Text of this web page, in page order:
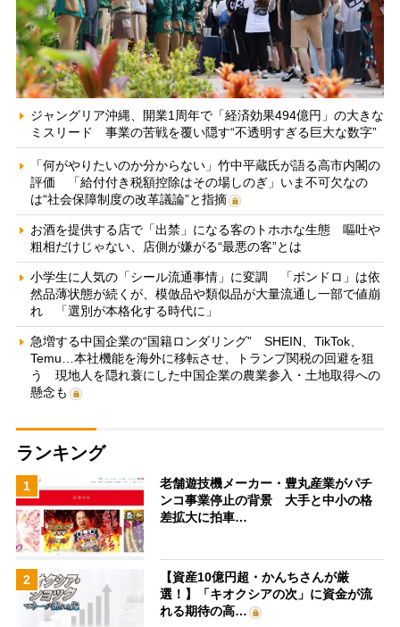
ジャングリア沖縄、開業1周年で「経済効果494億円」の大きな
ミスリード 事業の苦戦を覆い隠す“不透明すぎる巨大な数字”
「何がやりたいのか分からない」竹中平蔵氏が語る高市内閣の
評価 「給付付き税額控除はその場しのぎ」いま不可欠なの
は“社会保障制度の改革議論”と指摘
お酒を提供する店で「出禁」になる客のトホホな生態 嘔吐や
粗相だけじゃない、店側が嫌がる“最悪の客”とは
小学生に人気の「シール流通事情」に変調 「ボンドロ」は依
然品薄状態が続くが、模倣品や類似品が大量流通し一部で値崩
れ 「選別が本格化する時代に」
急増する中国企業の“国籍ロンダリング” SHEIN、TikTok、
Temu…本社機能を海外に移転させ、トランプ関税の回避を狙
う 現地人を隠れ蓑にした中国企業の農業参入・土地取得への
懸念も
ランキング
1
老舗遊技機メーカー・豊丸産業がパチ
ンコ事業停止の背景 大手と中小の格
差拡大に拍車…
2
【資産10億円超・かんちさんが厳
選！】「キオクシアの次」に資金が流
れる期待の高…